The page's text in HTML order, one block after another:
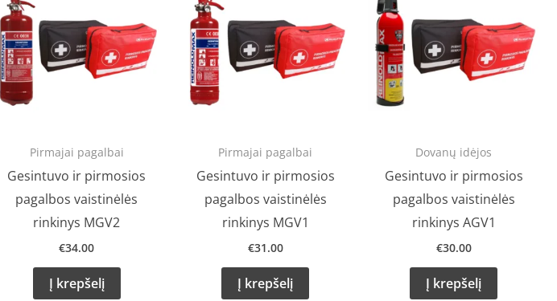
Pirmajai pagalbai
Gesintuvo ir pirmosios
pagalbos vaistinėlės
rinkinys MGV2
€34.00
Į krepšelį
Pirmajai pagalbai
Gesintuvo ir pirmosios
pagalbos vaistinėlės
rinkinys MGV1
€31.00
Į krepšelį
Dovanų idėjos
Gesintuvo ir pirmosios
pagalbos vaistinėlės
rinkinys AGV1
€30.00
Į krepšelį